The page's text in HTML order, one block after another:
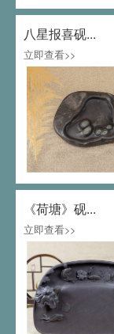
八星报喜砚...
立即查看>>
《荷塘》砚...
立即查看>>